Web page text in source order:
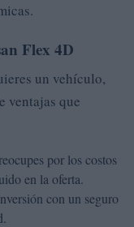
Flex 4D
un vehículo,
ventajas que
por los costos
en la oferta.
con un seguro